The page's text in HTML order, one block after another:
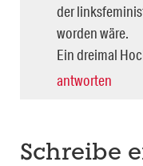
der
worden wäre.
Ein dreimal
antworten
Schreibe